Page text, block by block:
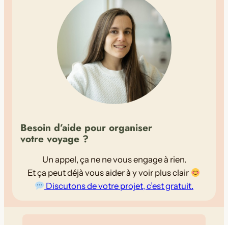
Besoin d’aide pour organiser
votre voyage ?
Un appel, ça ne ne vous engage à rien.
Et ça peut déjà vous aider à y voir plus clair
Discutons de votre projet, c’est gratuit.